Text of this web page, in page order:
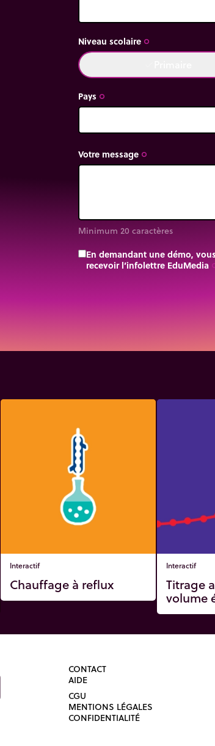
Niveau scolaire trip_origin
Pays trip_origin
Votre message trip_origin
Minimum 20 caractères
En demandant une démo,
recevoir l’infolettre EduMedia
Interactif
Chauffage à reflux
Interactif
Titrage
volume
CONTACT
AIDE
CGU
MENTIONS LÉGALES
CONFIDENTIALITÉ